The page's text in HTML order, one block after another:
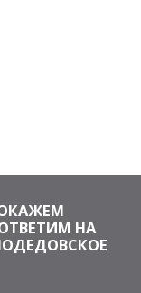
НА